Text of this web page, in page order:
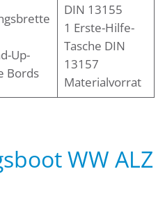
Up-
Bords
DIN 13155
1 Erste-Hilfe-
Tasche DIN
13157
Materialvorrat
WW ALZ